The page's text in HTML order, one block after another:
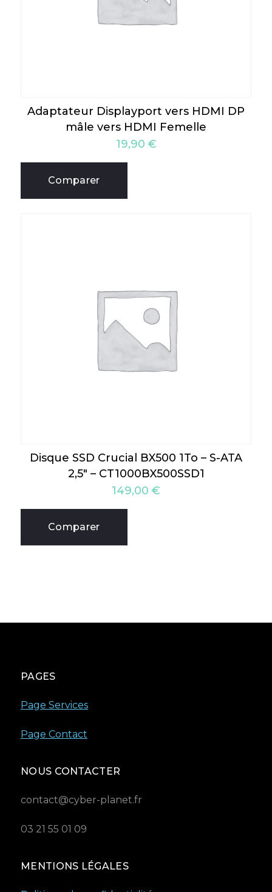
Adaptateur Displayport vers HDMI DP
mâle vers HDMI Femelle
19,90 €
Comparer
Disque SSD Crucial BX500 1To – S-ATA
2,5″ – CT1000BX500SSD1
149,00 €
Comparer
PAGES
Page Services
Page Contact
NOUS CONTACTER
contact@cyber-planet.fr
03 21 55 01 09
MENTIONS LÉGALES